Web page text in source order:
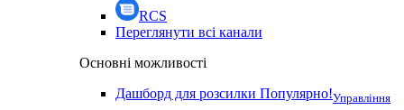
RCS
Переглянути всі канали
Основні можливості
Дашборд для розсилки Популярно!Управління